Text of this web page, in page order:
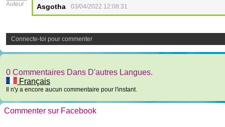
Auteur Asgotha 03/04/2022 12:08:31
Connecte-toi pour commenter
0 Commentaires Dans D'autres Langues.
Français
Il n'y a encore aucun commentaire pour l'instant.
Commenter sur Facebook